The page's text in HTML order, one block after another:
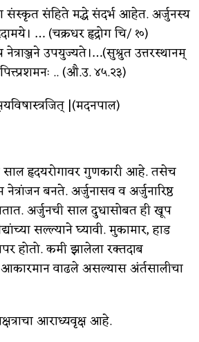
संस्कृत संहिते मद्धे संदर्भ आहेत. अर्जुनस्य
… (चक्रधर हृद्रोग चि/ १०)
नेत्राञ्जने उपयुज्यते।…(सुश्रुत उत्तरस्थानम्
.. (औ.उ. ४५.२३)
|(मदनपाल)
साल हृदयरोगावर गुणकारी आहे. तसेच
बनते. अर्जुनासव व अर्जुनारिष्ठ
अर्जुनची साल दुधासोबत ही खूप
सल्ल्याने घ्यावी. मुकामार, हाड
होतो. कमी झालेला रक्तदाब
आकारमान वाढले असल्यास अंर्तसालीचा
आराध्यवृक्ष आहे.